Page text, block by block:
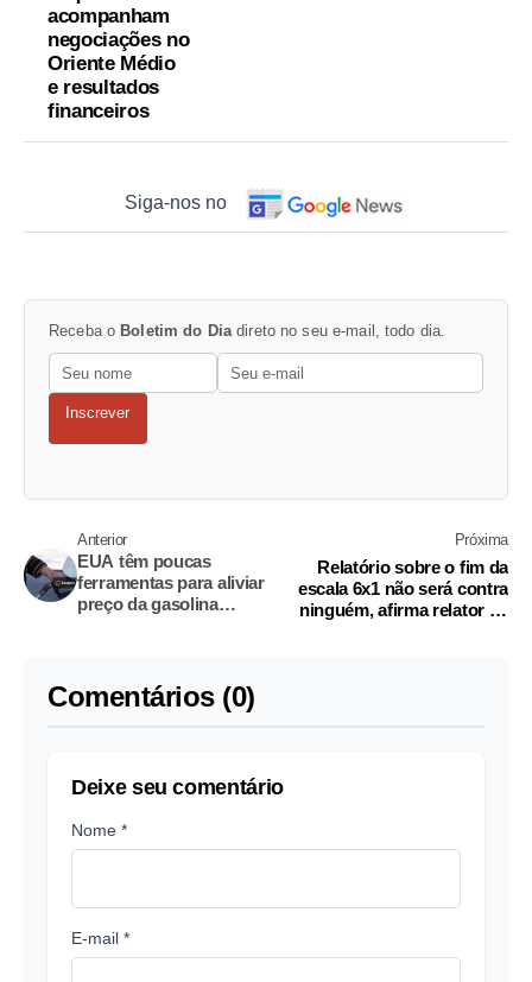
acompanham
negociações no
Oriente Médio
e resultados
financeiros
Siga-nos no
Receba o Boletim do Dia direto no seu e-mail, todo dia.
Inscrever
Anterior
EUA têm poucas
ferramentas para aliviar
preço da gasolina
Próxima
Relatório sobre o fim da
escala 6x1 não será contra
ninguém, afirma relator de
Comentários (0)
Deixe seu comentário
Nome *
E-mail *